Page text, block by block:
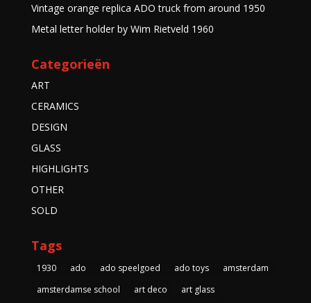
Vintage orange replica ADO truck from around 1950
Metal letter holder by Wim Rietveld 1960
Categorieën
ART
CERAMICS
DESIGN
GLASS
HIGHLIGHTS
OTHER
SOLD
Tags
1930 ado ado speelgoed ado toys
amsterdam
amsterdamse school
art deco art glass